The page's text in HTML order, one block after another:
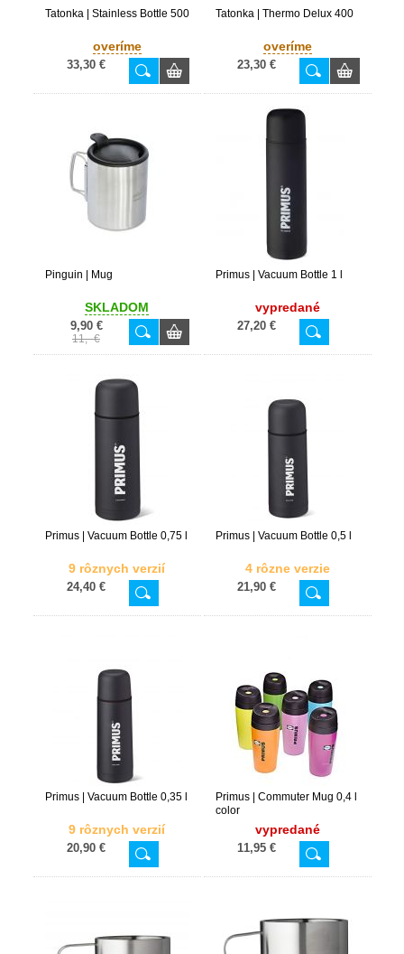
Tatonka | Stainless Bottle 500
overíme
33,30 €
Tatonka | Thermo Delux 400
overíme
23,30 €
Pinguin | Mug
SKLADOM
9,90 €
11,- €
Primus | Vacuum Bottle 1 l
vypredané
27,20 €
Primus | Vacuum Bottle 0,75 l
9 rôznych verzií
24,40 €
Primus | Vacuum Bottle 0,5 l
4 rôzne verzie
21,90 €
Primus | Vacuum Bottle 0,35 l
9 rôznych verzií
20,90 €
Primus | Commuter Mug 0,4 l
color
vypredané
11,95 €